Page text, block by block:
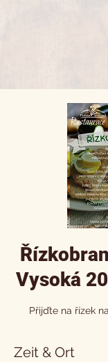
Vysoká
Přijďte na řízek
Zeit & Ort